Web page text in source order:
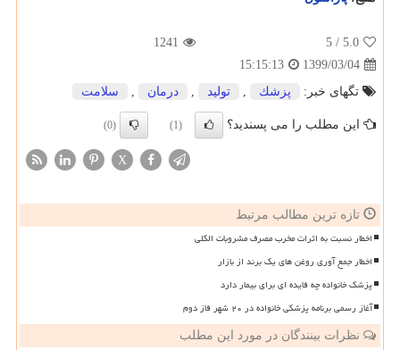
5.0
/ 5
1241
1399/03/04
15:15:13
تگهای خبر:
پزشك , تولید , درمان , سلامت
این مطلب را می پسندید؟ (1)
(0)
X
تازه ترین مطالب مرتبط
اخطار نسبت به اثرات مخرب مصرف مشروبات الکلی
اخطار جمع آوری روغن های یک برند از بازار
پزشک خانواده چه فایده ای برای بیمار دارد
آغاز رسمی برنامه پزشکی خانواده در ۲۰ شهر فاز دوم
نظرات بینندگان در مورد این مطلب